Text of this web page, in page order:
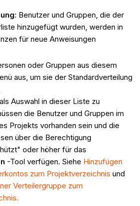
: Benutzer und Gruppen, die der
hinzugefügt wurden, werden in
für neue Anweisungen
oder Gruppen aus diesem
aus, um sie der Standardverteilung
Auswahl in dieser Liste zu
die Benutzer und Gruppen im
Projekts vorhanden sein und die
über die Berechtigung
oder höher für das
-Tool verfügen. Siehe Hinzufügen
zum Projektverzeichnis und
Verteilergruppe zum